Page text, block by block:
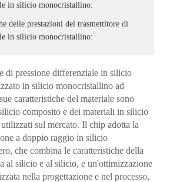
in silicio monocristallino:
delle prestazioni del trasmettitore di
in silicio monocristallino:
di pressione differenziale in silicio
in silicio monocristallino ad
caratteristiche del materiale sono
composito e dei materiali in silicio
sul mercato. Il chip adotta la
a doppio raggio in silicio
che combina le caratteristiche della
al silicio e al silicio, e un'ottimizzazione
nella progettazione e nel processo,